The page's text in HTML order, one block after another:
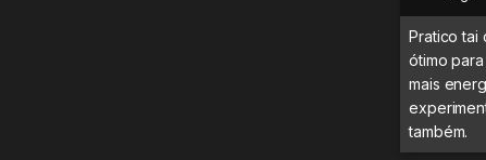
Pratico tai
ótimo
mais
também.